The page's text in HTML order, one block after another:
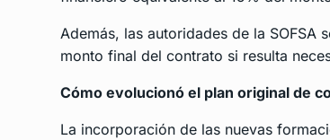
Además, las autoridades de la SOFSA
monto final del contrato si resulta
Cómo evolucionó el plan original de
La incorporación de las nuevas